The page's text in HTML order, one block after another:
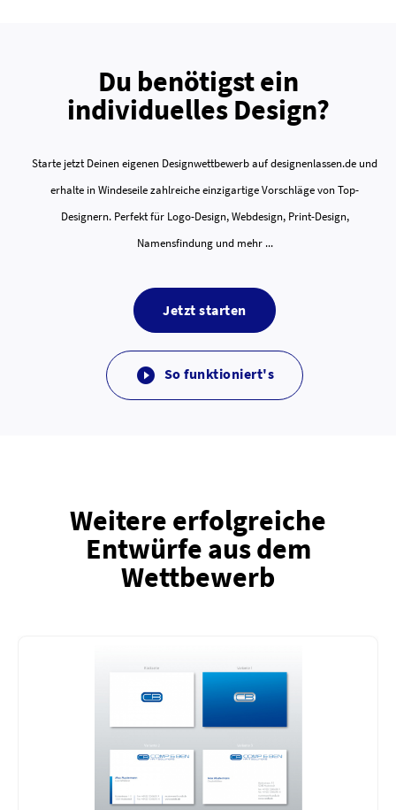
Du benötigst ein
individuelles Design?
Starte jetzt Deinen eigenen Designwettbewerb auf designenlassen.de und
erhalte in Windeseile zahlreiche einzigartige Vorschläge von Top-
Designern. Perfekt für Logo-Design, Webdesign, Print-Design,
Namensfindung und mehr ...
Jetzt starten
 So funktioniert's
Weitere erfolgreiche
Entwürfe aus dem
Wettbewerb